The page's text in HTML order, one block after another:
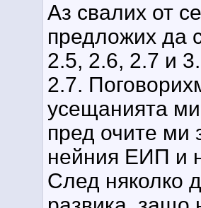
Аз свалих от
предложих да
2.5, 2.6, 2.7 и
2.7.
усещанията
пред очите ми
нейния ЕИП и
След няколко